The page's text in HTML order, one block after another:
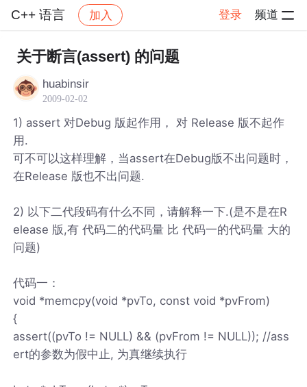
C++ 语言 加入 登录 频道
社区 C++ 语言 帖子详情
关于断言(assert) 的问题
huabinsir
2009-02-02
1) assert 对Debug 版起作用， 对 Release 版不起作
用.
可不可以这样理解，当assert在Debug版不出问题时，
在Release 版也不出问题.
2) 以下二代段码有什么不同，请解释一下.(是不是在R
elease 版,有 代码二的代码量 比 代码一的代码量 大的
问题)
代码一：
void *memcpy(void *pvTo, const void *pvFrom)
{
assert((pvTo != NULL) && (pvFrom != NULL)); //ass
ert的参数为假中止, 为真继续执行